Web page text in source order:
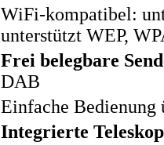
WiFi-kompatibel:
unterstützt WEP,
Frei belegbare
DAB
Einfache Bedienung
Integrierte